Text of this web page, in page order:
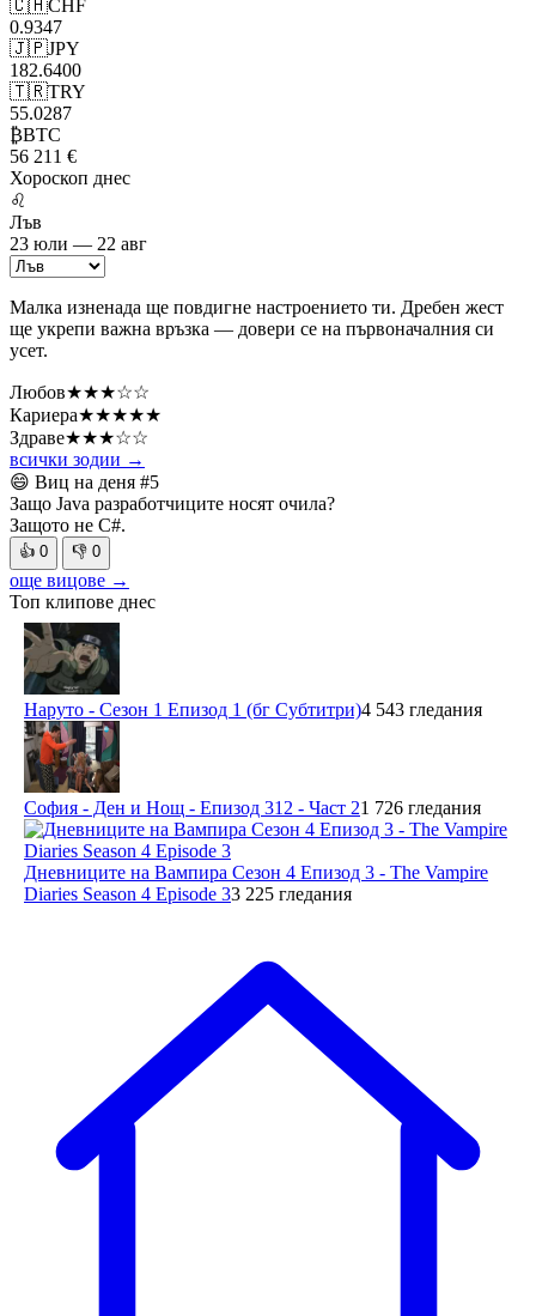
🇨🇭CHF
0.9347
🇯🇵JPY
182.6400
🇹🇷TRY
55.0287
₿BTC
56 211 €
Хороскоп днес
♌
Лъв
23 юли — 22 авг
Малка изненада ще повдигне настроението ти. Дребен жест
ще укрепи важна връзка — довери се на първоначалния си
усет.
Любов★★★☆☆
Кариера★★★★★
Здраве★★★☆☆
всички зодии →
😄 Виц на деня #5
Защо Java разработчиците носят очила?
Защото не C#.
👍 0 👎 0
още вицове →
Топ клипове днес
Наруто - Сезон 1 Епизод 1 (бг Субтитри)4 543 гледания
София - Ден и Нощ - Епизод 312 - Част 21 726 гледания
Дневниците на Вампира Сезон 4 Епизод 3 - The Vampire
Diaries Season 4 Episode 33 225 гледания